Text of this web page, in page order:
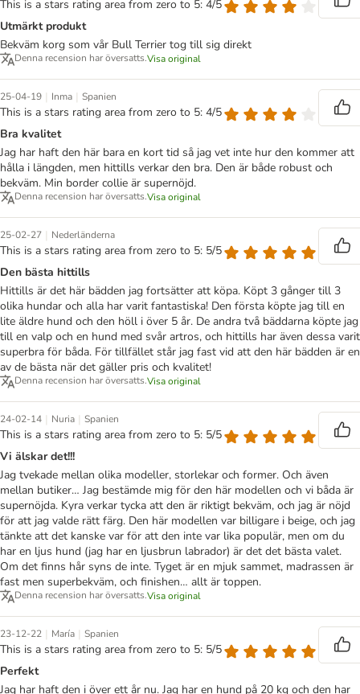
This is a stars rating area from zero to 5: 4/5
Utmärkt produkt
Bekväm korg som vår Bull Terrier tog till sig direkt
Denna recension har översatts.Visa original
25-04-19 | Inma | Spanien
This is a stars rating area from zero to 5: 4/5
Bra kvalitet
Jag har haft den här bara en kort tid så jag vet inte hur den kommer att
hålla i längden, men hittills verkar den bra. Den är både robust och
bekväm. Min border collie är supernöjd.
Denna recension har översatts.Visa original
25-02-27 | Nederländerna
This is a stars rating area from zero to 5: 5/5
Den bästa hittills
Hittills är det här bädden jag fortsätter att köpa. Köpt 3 gånger till 3
olika hundar och alla har varit fantastiska! Den första köpte jag till en
lite äldre hund och den höll i över 5 år. De andra två bäddarna köpte jag
till en valp och en hund med svår artros, och hittills har även dessa varit
superbra för båda. För tillfället står jag fast vid att den här bädden är en
av de bästa när det gäller pris och kvalitet!
Denna recension har översatts.Visa original
24-02-14 | Nuria | Spanien
This is a stars rating area from zero to 5: 5/5
Vi älskar det!!!
Jag tvekade mellan olika modeller, storlekar och former. Och även
mellan butiker… Jag bestämde mig för den här modellen och vi båda är
supernöjda. Kyra verkar tycka att den är riktigt bekväm, och jag är nöjd
för att jag valde rätt färg. Den här modellen var billigare i beige, och jag
tänkte att det kanske var för att den inte var lika populär, men om du
har en ljus hund (jag har en ljusbrun labrador) är det det bästa valet.
Om det finns hår syns de inte. Tyget är en mjuk sammet, madrassen är
fast men superbekväm, och finishen… allt är toppen.
Denna recension har översatts.Visa original
23-12-22 | María | Spanien
This is a stars rating area from zero to 5: 5/5
Perfekt
Jag har haft den i över ett år nu. Jag har en hund på 20 kg och den har